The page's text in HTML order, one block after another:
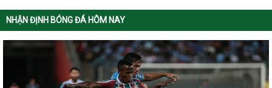
NHẬN ĐỊNH BÓNG ĐÁ HÔM NAY